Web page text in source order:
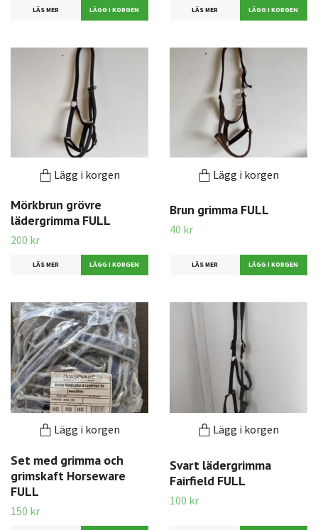
LÄS MER LÄS MER
Lägg i korgen
Mörkbrun grövre
lädergrimma FULL
200 kr
LÄS MER
Lägg i korgen
Brun grimma FULL
40 kr
LÄS MER
Lägg i korgen
Set med grimma och
grimskaft Horseware
FULL
150 kr
Lägg i korgen
Svart lädergrimma
Fairfield FULL
100 kr